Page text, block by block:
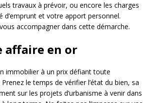
travaux à prévoir, ou encore les charges
et votre apport personnel.
accompagner dans cette démarche.
affaire en or
immobilier à un prix défiant toute
Prenez le temps de vérifier l’état du bien, sa
sur les projets d’urbanisme à venir dans